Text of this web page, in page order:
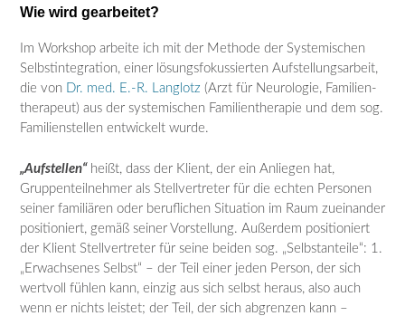
Wie wird gearbeitet?
Im Workshop arbeite ich mit der Methode der Systemischen
Selbstintegration, einer lösungsfokussierten Aufstellungsarbeit,
die von Dr. med. E.-R. Langlotz (Arzt für Neurologie, Familien­
therapeut) aus der systemischen Fa­milientherapie und dem sog.
Familien­stellen entwickelt wurde.
„Aufstellen“ heißt, dass der Klient, der ein Anliegen hat,
Gruppenteilnehmer als Stellvertreter für die echten Personen
seiner familiären oder beruflichen Situation im Raum zueinander
positioniert, gemäß seiner Vorstellung. Außerdem positioniert
der Klient Stellvertreter für seine beiden sog. „Selbstanteile“: 1.
„Erwachsenes Selbst“ – der Teil einer jeden Person, der sich
wertvoll fühlen kann, einzig aus sich selbst heraus, also auch
wenn er nichts leistet; der Teil, der sich abgrenzen kann –